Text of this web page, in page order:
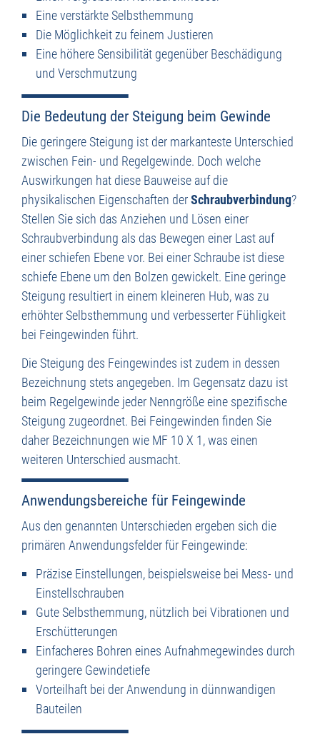
Eine verstärkte Selbsthemmung
Die Möglichkeit zu feinem Justieren
Eine höhere Sensibilität gegenüber Beschädigung
und Verschmutzung
Die Bedeutung der Steigung beim Gewinde
Die geringere Steigung ist der markanteste Unterschied
zwischen Fein- und Regelgewinde. Doch welche
Auswirkungen hat diese Bauweise auf die
physikalischen Eigenschaften derSchraubverbindung?
Stellen Sie sich das Anziehen und Lösen einer
Schraubverbindung als das Bewegen einer Last auf
einer schiefen Ebene vor. Bei einer Schraube ist diese
schiefe Ebene um den Bolzen gewickelt. Eine geringe
Steigung resultiert in einem kleineren Hub, was zu
erhöhter Selbsthemmung und verbesserter Fühligkeit
bei Feingewinden führt.
Die Steigung des Feingewindes ist zudem in dessen
Bezeichnung stets angegeben. Im Gegensatz dazu ist
beim Regelgewinde jeder Nenngröße eine spezifische
Steigung zugeordnet. Bei Feingewinden finden Sie
daher Bezeichnungen wie MF 10 X 1, was einen
weiteren Unterschied ausmacht.
Anwendungsbereiche für Feingewinde
Aus den genannten Unterschieden ergeben sich die
primären Anwendungsfelder für Feingewinde:
Präzise Einstellungen, beispielsweise bei Mess- und
Einstellschrauben
Gute Selbsthemmung, nützlich bei Vibrationen und
Erschütterungen
Einfacheres Bohren eines Aufnahmegewindes durch
geringere Gewindetiefe
Vorteilhaft bei der Anwendung in dünnwandigen
Bauteilen